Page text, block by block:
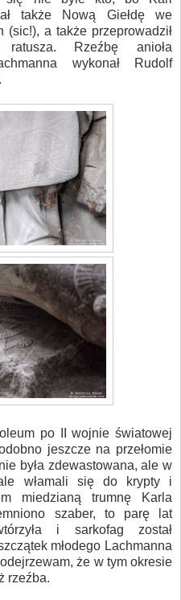
także Nową Giełdę we
(sic!), a także przeprowadził
ratusza. Rzeźbę anioła
wykonał Rudolf
po II wojnie światowej
jeszcze na przełomie
była zdewastowana, ale w
włamali się do krypty i
miedzianą trumnę Karla
szaber, to parę lat
i sarkofag został
młodego Lachmanna
że w tym okresie
rzeźba.